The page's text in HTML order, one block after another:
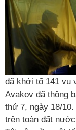
đã khởi tố 141 vụ
Avakov đã thông
thứ 7, ngày 18/
trên toàn đất